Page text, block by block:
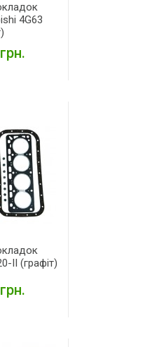
4G63
II (графіт)